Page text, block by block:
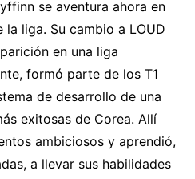
se aventura ahora en
liga. Su cambio a LOUD
en una liga
formó parte de los T1
de desarrollo de una
exitosas de Corea. Allí
ambiciosos y aprendió,
a llevar sus habilidades